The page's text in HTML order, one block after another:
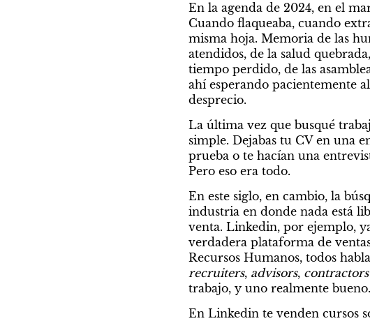
En la agenda de 2024, en el
Cuando flaqueaba, cuando
misma hoja. Memoria de las
atendidos, de la salud
tiempo perdido, de las
ahí esperando pacientemente
desprecio.
La última vez que busqué
simple. Dejabas tu CV en una
prueba o te hacían una
Pero eso era todo.
En este siglo, en cambio, la
industria en donde nada está
venta. Linkedin, por ejemplo,
verdadera plataforma de
Recursos Humanos, todos
recruiters, advisors, contractors
trabajo, y uno realmente bueno.
En Linkedin te venden cursos